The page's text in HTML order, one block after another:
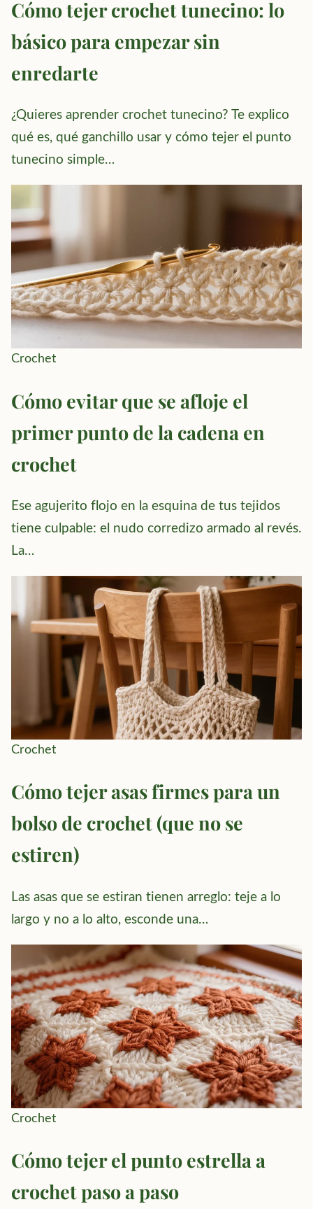
Cómo tejer crochet tunecino: lo
básico para empezar sin
enredarte
¿Quieres aprender crochet tunecino? Te explico
qué es, qué ganchillo usar y cómo tejer el punto
tunecino simple…
Crochet
Cómo evitar que se afloje el
primer punto de la cadena en
crochet
Ese agujerito flojo en la esquina de tus tejidos
tiene culpable: el nudo corredizo armado al revés.
La…
Crochet
Cómo tejer asas firmes para un
bolso de crochet (que no se
estiren)
Las asas que se estiran tienen arreglo: teje a lo
largo y no a lo alto, esconde una…
Crochet
Cómo tejer el punto estrella a
crochet paso a paso